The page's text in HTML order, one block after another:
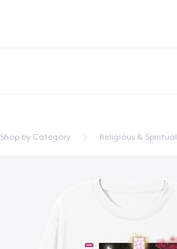
Shop by Category Religious & Spiritual